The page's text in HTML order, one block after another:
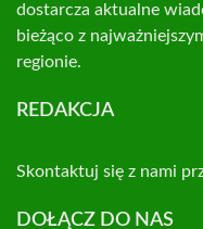
dostarcza aktualne
bieżąco z
regionie.
REDAKCJA
Skontaktuj się z nami
DOŁĄCZ DO NAS